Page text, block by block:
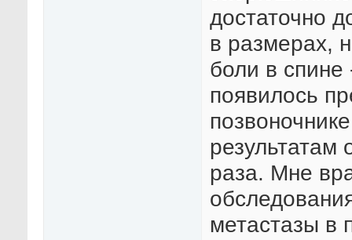
достаточно
в размерах,
боли в спине
появилось
результатам
раза. Мне
метастазы в